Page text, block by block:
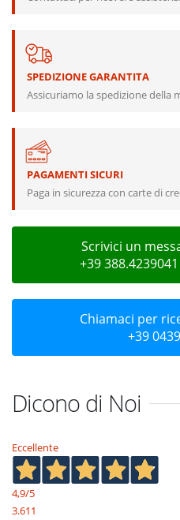
SPEDIZIONE GARANTITA
Assicuriamo la spedizione della
PAGAMENTI SICURI
Paga in sicurezza con carte di
Scrivici un
+39
Chiamaci per
+39
Dicono di Noi
Eccellente
4,9/5
3.611